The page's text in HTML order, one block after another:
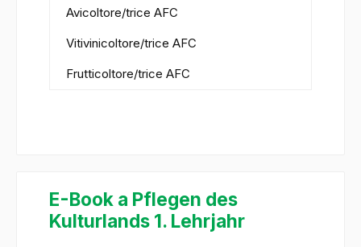
Avicoltore/trice AFC
Vitivinicoltore/trice AFC
Frutticoltore/trice AFC
E-Book a Pflegen des
Kulturlands 1. Lehrjahr